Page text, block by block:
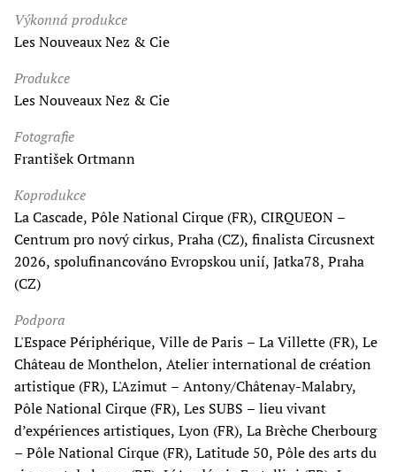
Výkonná produkce
Les Nouveaux Nez & Cie
Produkce
Les Nouveaux Nez & Cie
Fotografie
František Ortmann
Koprodukce
La Cascade, Pôle National Cirque (FR), CIRQUEON –
Centrum pro nový cirkus, Praha (CZ), finalista Circusnext
2026, spolufinancováno Evropskou unií, Jatka78, Praha
(CZ)
Podpora
L'Espace Périphérique, Ville de Paris – La Villette (FR), Le
Château de Monthelon, Atelier international de création
artistique (FR), L'Azimut – Antony/Châtenay-Malabry,
Pôle National Cirque (FR), Les SUBS – lieu vivant
d’expériences artistiques, Lyon (FR), La Brèche Cherbourg
– Pôle National Cirque (FR), Latitude 50, Pôle des arts du